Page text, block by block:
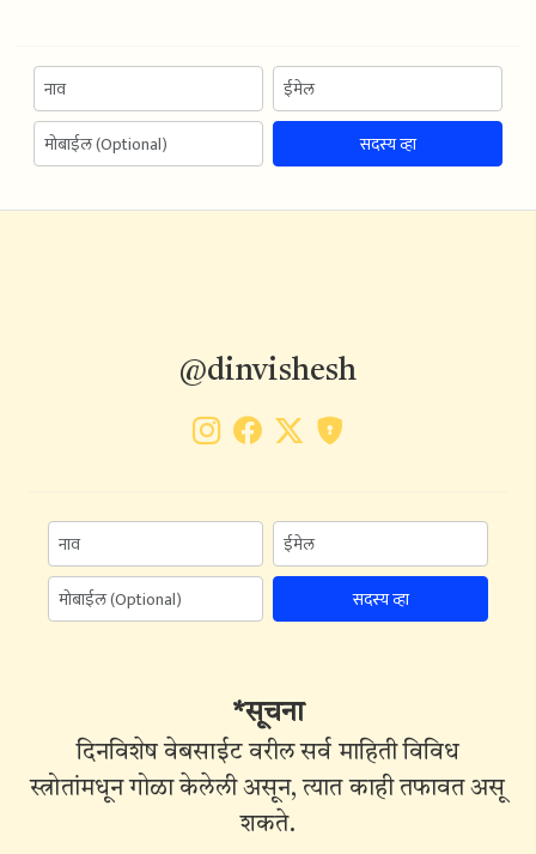
सदस्य व्हा
@dinvishesh
सदस्य व्हा
*सूचना
दिनविशेष वेबसाईट वरील सर्व माहिती विविध
स्त्रोतांमधून गोळा केलेली असून, त्यात काही तफावत असू
शकते.